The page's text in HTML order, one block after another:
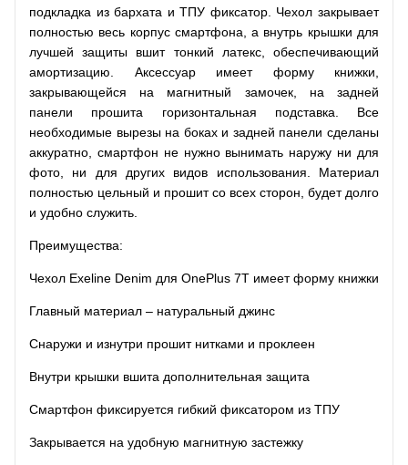
подкладка из бархата и ТПУ фиксатор. Чехол закрывает
полностью весь корпус смартфона, а внутрь крышки для
лучшей защиты вшит тонкий латекс, обеспечивающий
амортизацию. Аксессуар имеет форму книжки,
закрывающейся на магнитный замочек, на задней
панели прошита горизонтальная подставка. Все
необходимые вырезы на боках и задней панели сделаны
аккуратно, смартфон не нужно вынимать наружу ни для
фото, ни для других видов использования. Материал
полностью цельный и прошит со всех сторон, будет долго
и удобно служить.
Преимущества:
Чехол Exeline Denim для OnePlus 7T имеет форму книжки
Главный материал – натуральный джинс
Снаружи и изнутри прошит нитками и проклеен
Внутри крышки вшита дополнительная защита
Смартфон фиксируется гибкий фиксатором из ТПУ
Закрывается на удобную магнитную застежку